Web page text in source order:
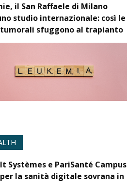
il San Raffaele di Milano
studio internazionale: così le
sfuggono al trapianto
Systèmes e PariSanté Campus
la sanità digitale sovrana in